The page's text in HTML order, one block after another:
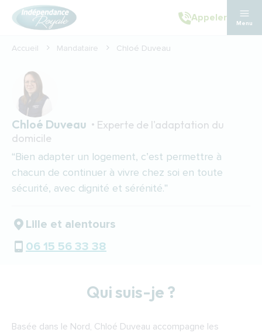
Aller au contenu principal
Appeler
Menu
Accueil Mandataire Chloé Duveau
Chloé Duveau • Experte de l'adaptation du
domicile
“Bien adapter un logement, c’est permettre à
chacun de continuer à vivre chez soi en toute
sécurité, avec dignité et sérénité.”
Lille et alentours
06 15 56 33 38
Qui suis-je ?
Basée dans le Nord, Chloé Duveau accompagne les